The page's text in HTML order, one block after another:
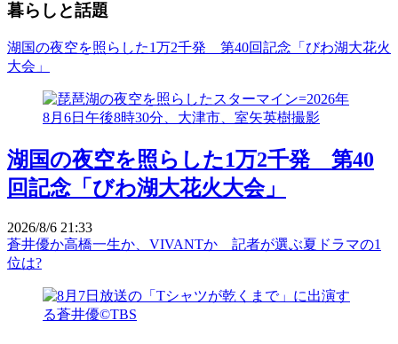
暮らしと話題
湖国の夜空を照らした1万2千発 第40回記念「びわ湖大花火
大会」
湖国の夜空を照らした1万2千発 第40
回記念「びわ湖大花火大会」
2026/8/6 21:33
蒼井優か高橋一生か、VIVANTか 記者が選ぶ夏ドラマの1
位は?